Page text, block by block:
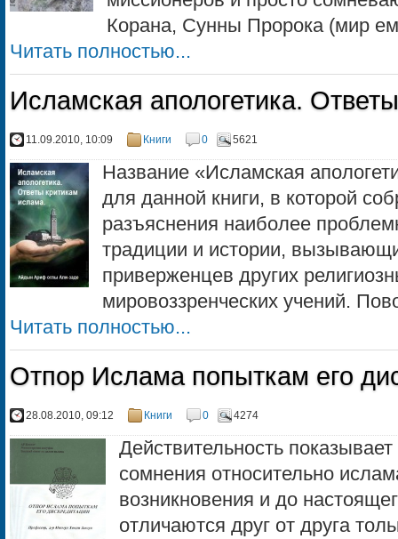
Корана, Сунны Пророка (мир
Читать полностью...
Исламская апологетика.
11.09.2010, 10:09 Книги 0 5621
Название «Исламская
для данной книги, в которой
разъяснения наиболее
традиции и истории,
приверженцев других
мировоззренческих учений.
Читать полностью...
Отпор Ислама попыткам его
28.08.2010, 09:12 Книги 0 4274
Действительность
сомнения относительно
возникновения и до
отличаются друг от друга